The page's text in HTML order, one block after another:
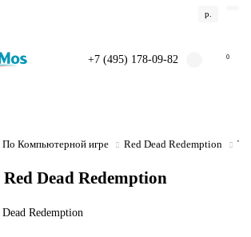
р.
+7 (495) 178-09-82 0
По Компьютерной игре Red Dead Redemption
Red Dead Redemption